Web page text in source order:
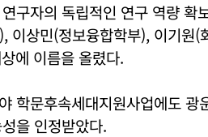
구자의 독립적인 연구 역량 확
이상민(정보융합학부), 이기원
에 이름을 올렸다.
학문후속세대지원사업에도
을 인정받았다.